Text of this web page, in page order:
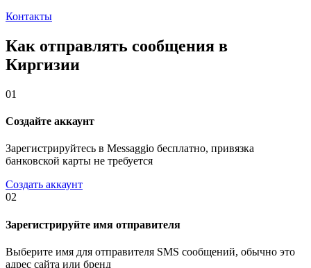
Контакты
Как отправлять сообщения в
Киргизии
01
Создайте аккаунт
Зарегистрируйтесь в Messaggio бесплатно, привязка
банковской карты не требуется
Создать аккаунт
02
Зарегистрируйте имя отправителя
Выберите имя для отправителя SMS сообщений, обычно это
адрес сайта или бренд